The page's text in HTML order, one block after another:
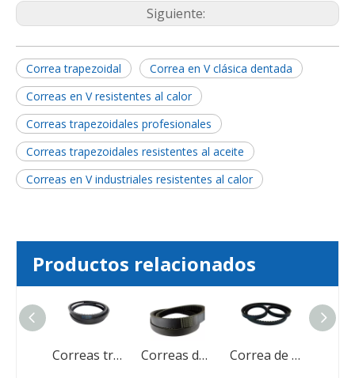
Siguiente:
Correa trapezoidal
Correa en V clásica dentada
Correas en V resistentes al calor
Correas trapezoidales profesionales
Correas trapezoidales resistentes al aceite
Correas en V industriales resistentes al calor
Productos relacionados
Correas trapezoidales con bordes para automóviles Correa dentada Correas de transmisión de goma para motocicleta V Correa de transmisión Correa en V dentada con bordes crudos